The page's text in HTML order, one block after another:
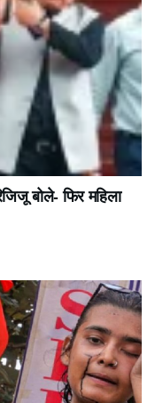
बोले- फिर महिला